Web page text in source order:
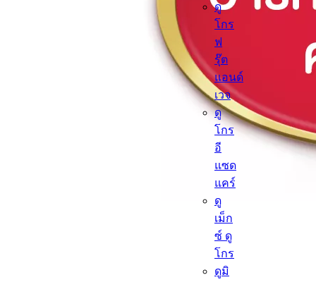
ดู
โกร
ฟ
รุ๊ต
แอนด์
เวจ
ดู
โกร
อี
แซด
แคร์
ดู
เม็ก
ซ์ ดู
โกร
ดูมิ